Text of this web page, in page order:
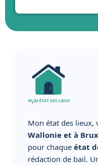
Mon état des lieux,
Wallonie et à
pour chaque état
rédaction de bail.